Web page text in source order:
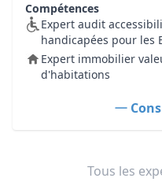
Compétences
Expert audit
handicapées pour les
Expert immobilier
d'habitations
Tous les